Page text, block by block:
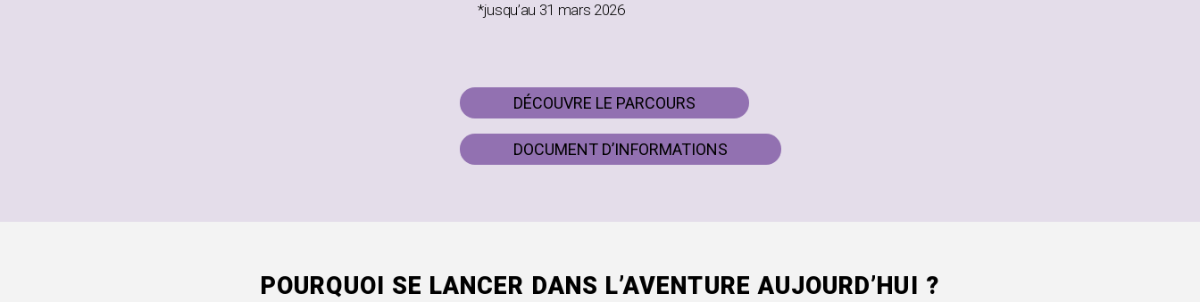
*jusqu’au 31 mars 2026
DÉCOUVRE LE PARCOURS
DOCUMENT D’INFORMATIONS
POURQUOI SE LANCER DANS L’AVENTURE AUJOURD’HUI ?